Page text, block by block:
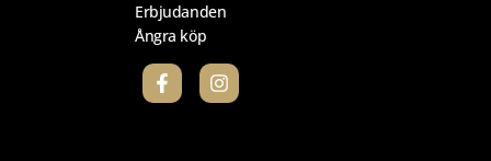
Erbjudanden
Ångra köp